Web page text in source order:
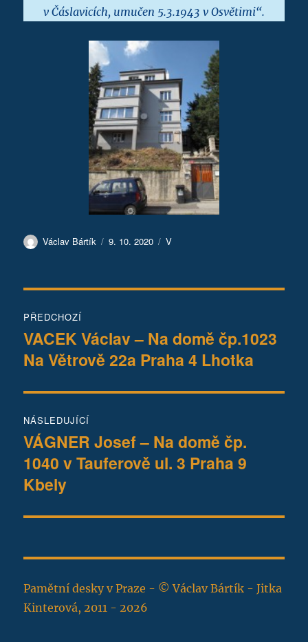
v Čáslavicích, umučen 5.3.1943 v Osvětimi“.
Autor:
Václav Bártík Publikováno:
9. 10. 2020 Rubriky:
V
pro
příspěvek
PŘEDCHOZÍ
Předchozí
příspěvek:
VACEK Václav – Na domě čp.1023
Na Větrově 22a Praha 4 Lhotka
NÁSLEDUJÍCÍ
Následující
příspěvek:
VÁGNER Josef – Na domě čp.
1040 v Tauferově ul. 3 Praha 9
Kbely
Pamětní desky v Praze - © Václav Bártík - Jitka
Kinterová, 2011 - 2026